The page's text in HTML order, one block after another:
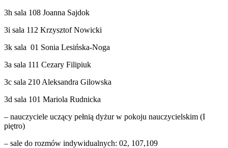
3h sala 108 Joanna Sajdok
3i sala 112 Krzysztof Nowicki
3k sala 01 Sonia Lesińska-Noga
3a sala 111 Cezary Filipiuk
3c sala 210 Aleksandra Gilowska
3d sala 101 Mariola Rudnicka
– nauczyciele uczący pełnią dyżur w pokoju nauczycielskim (I
piętro)
– sale do rozmów indywidualnych: 02, 107,109